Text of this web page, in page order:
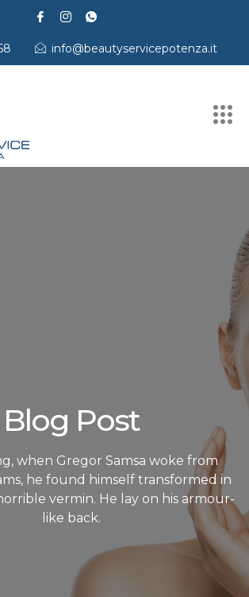
info@beautyservicepotenza.it
Blog Post
when Gregor Samsa woke from
he found himself transformed in
vermin. He lay on his armour-
like back.